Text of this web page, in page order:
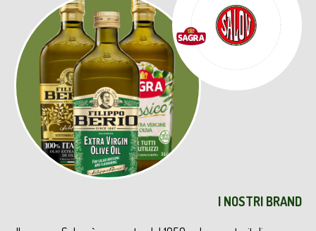
I NOSTRI BRAND